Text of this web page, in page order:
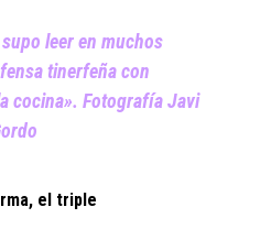
leer en muchos
tinerfeña con
cocina». Fotografía Javi
el triple